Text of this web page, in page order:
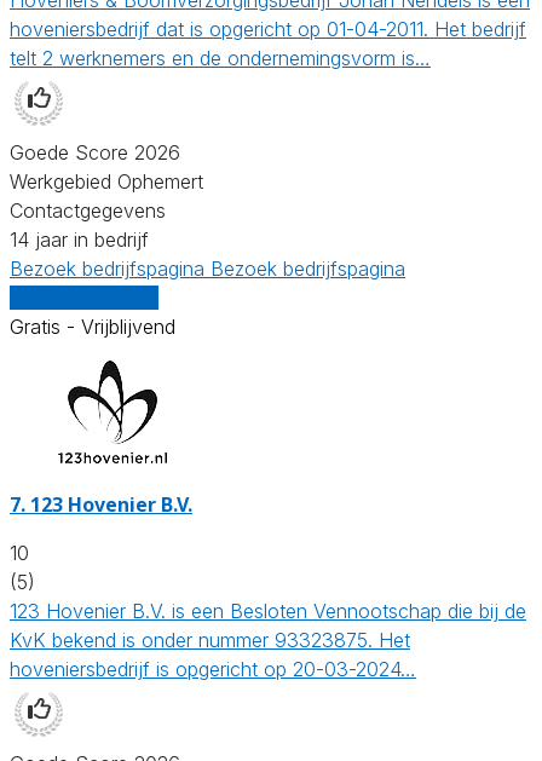
hoveniersbedrijf dat is opgericht op 01-04-2011. Het bedrijf
telt 2 werknemers en de ondernemingsvorm is…
Goede Score 2026
Werkgebied Ophemert
Contactgegevens
14 jaar in bedrijf
Bezoek bedrijfspagina Bezoek bedrijfspagina
Gratis - Vrijblijvend
7. 123 Hovenier B.V.
10
(5)
123 Hovenier B.V. is een Besloten Vennootschap die bij de
KvK bekend is onder nummer 93323875. Het
hoveniersbedrijf is opgericht op 20-03-2024…